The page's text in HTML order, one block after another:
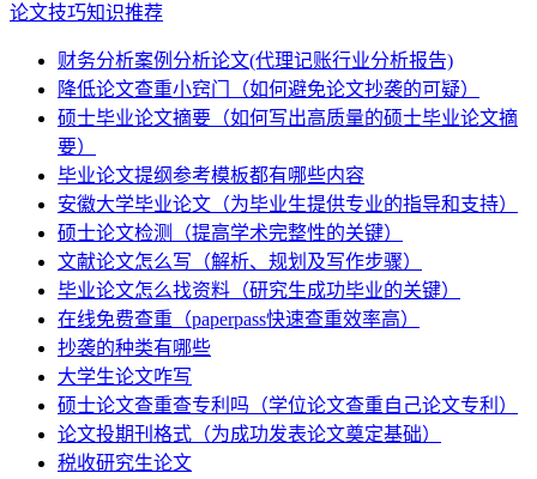
论文技巧知识推荐
财务分析案例分析论文(代理记账行业分析报告)
降低论文查重小窍门（如何避免论文抄袭的可疑）
硕士毕业论文摘要（如何写出高质量的硕士毕业论文摘
要）
毕业论文提纲参考模板都有哪些内容
安徽大学毕业论文（为毕业生提供专业的指导和支持）
硕士论文检测（提高学术完整性的关键）
文献论文怎么写（解析、规划及写作步骤）
毕业论文怎么找资料（研究生成功毕业的关键）
在线免费查重（paperpass快速查重效率高）
抄袭的种类有哪些
大学生论文咋写
硕士论文查重查专利吗（学位论文查重自己论文专利）
论文投期刊格式（为成功发表论文奠定基础）
税收研究生论文